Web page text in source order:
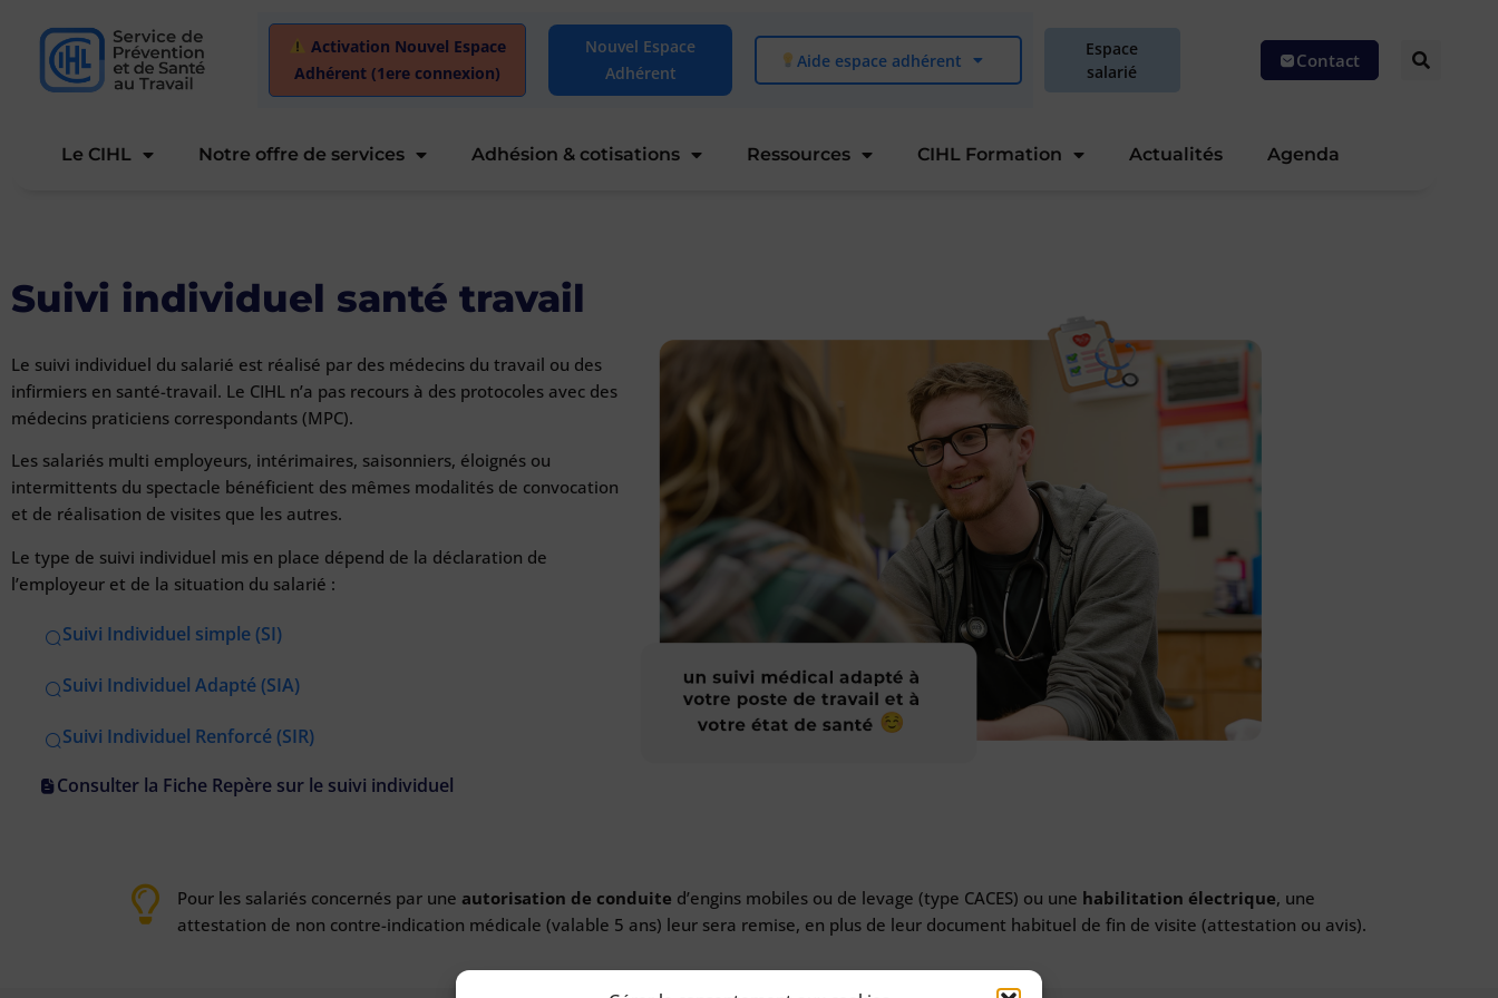
Activation Nouvel Espace
Adhérent (1ere connexion)
Nouvel Espace
Adhérent
Aide espace adhérent
Espace
salarié
Contact
Le CIHL Notre offre de services Adhésion & cotisations Ressources CIHL Formation Actualités Agenda
Suivi individuel santé travail
Le suivi individuel du salarié est réalisé par des médecins du travail ou des
infirmiers en santé-travail. Le CIHL n’a pas recours à des protocoles avec des
médecins praticiens correspondants (MPC).
Les salariés multi employeurs, intérimaires, saisonniers, éloignés ou
intermittents du spectacle bénéficient des mêmes modalités de convocation
et de réalisation de visites que les autres.
Le type de suivi individuel mis en place dépend de la déclaration de
l’employeur et de la situation du salarié :
Suivi Individuel simple (SI)
Suivi Individuel Adapté (SIA)
Suivi Individuel Renforcé (SIR)
Consulter la Fiche Repère sur le suivi individuel
Pour les salariés concernés par une autorisation de conduite d’engins mobiles ou de levage (type CACES) ou une habilitation électrique, une
attestation de non contre-indication médicale (valable 5 ans) leur sera remise, en plus de leur document habituel de fin de visite (attestation ou avis).